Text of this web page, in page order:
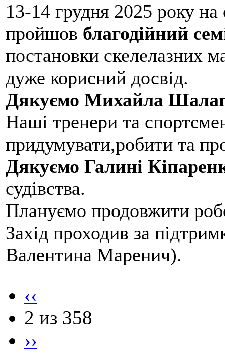
13-14 грудня 2025 року
пройшов благодійний
постановки скелелазних
дуже корисний досвід.
Дякуємо Михайла
Наші тренери та
придумувати,робити та
Дякуємо Галині
судівства.
Плануємо продовжити
Захід проходив за
Валентина Маренич).
‹‹
2 из 358
››